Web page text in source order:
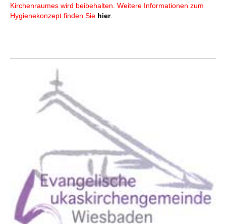
Kirchenraumes wird beibehalten. Weitere Informationen zum
Hygienekonzept finden Sie hier.